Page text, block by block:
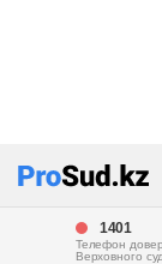
1401
Телефон
Верховного